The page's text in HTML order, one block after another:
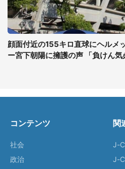
顔面付近の155キロ直球にヘルメ
ー宮下朝陽に擁護の声 「負けん
コンテンツ
社会
政治
関
J-
J-